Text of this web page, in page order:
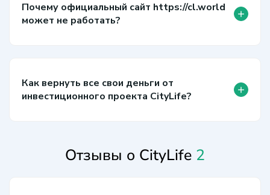
Почему официальный сайт https://cl.world
может не работать?
+
Как вернуть все свои деньги от
инвестиционного проекта CityLife?
+
Отзывы о CityLife 2